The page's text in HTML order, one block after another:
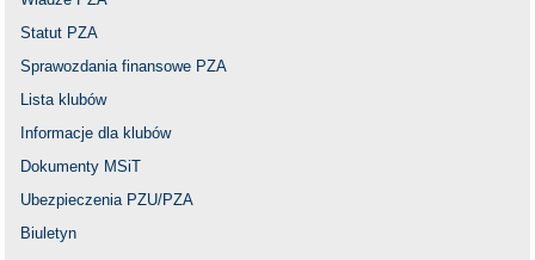
Statut PZA
Sprawozdania finansowe PZA
Lista klubów
Informacje dla klubów
Dokumenty MSiT
Ubezpieczenia PZU/PZA
Biuletyn